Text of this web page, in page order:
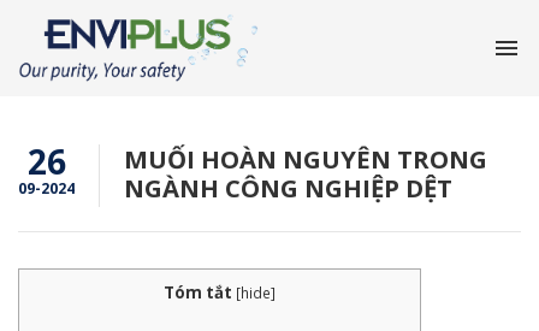
26
09-2024
MUỐI HOÀN NGUYÊN TRONG
NGÀNH CÔNG NGHIỆP DỆT
Tóm tắt [hide]